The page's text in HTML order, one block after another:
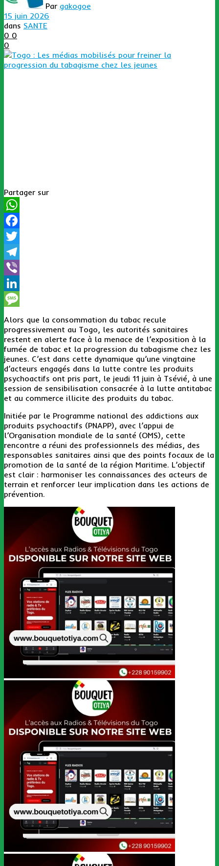
Par gakogoe
15 juin 2026
dans SANTE
0 0
0
Partager sur
WhatsApp
Facebook
Twitter
Telegram
Viber
LinkedIn
Alors que la consommation du tabac recule
progressivement au Togo, les autorités sanitaires
restent en alerte face à la menace de l’exposition à la
fumée de tabac et la progression du tabagisme chez les
jeunes. C’est dans cette dynamique qu’une vingtaine
d’acteurs engagés dans la lutte contre les produits
psychoactifs ont pris part, le jeudi 11 juin à Tsévié, à une
session de sensibilisation consacrée à la lutte antitabac
et au commerce illicite des produits du tabac.
Initiée par le Programme national des addictions aux
produits psychoactifs (PNAPP), avec l’appui de
l’Organisation mondiale de la santé (OMS), cette
rencontre a réuni des professionnels des médias, des
responsables sanitaires ainsi que des points focaux de la
promotion de la santé de la région Maritime. L’objectif
est clair : harmoniser les connaissances des acteurs de
terrain et renforcer leur implication dans les actions de
prévention.